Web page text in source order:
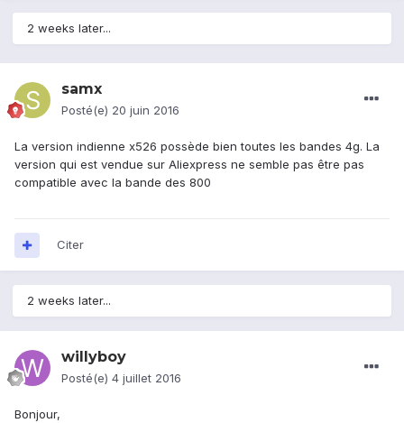
2 weeks later...
samx
Posté(e) 20 juin 2016
La version indienne x526 possède bien toutes les bandes 4g. La
version qui est vendue sur Aliexpress ne semble pas être pas
compatible avec la bande des 800
Citer
2 weeks later...
willyboy
Posté(e) 4 juillet 2016
Bonjour,